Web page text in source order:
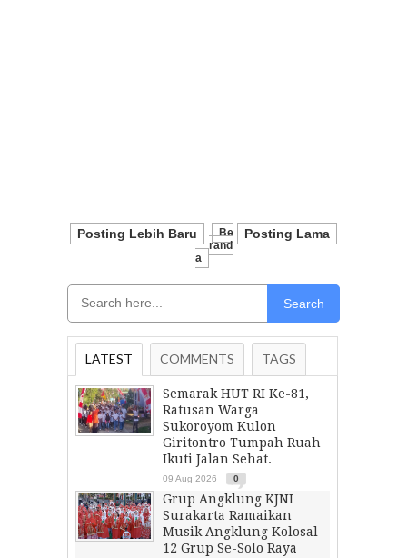
Posting Lebih Baru Posting Lama
Be
Rand
A
Search
LATEST COMMENTS TAGS
Semarak HUT RI Ke-81,
Ratusan Warga
Sukoroyom Kulon
Giritontro Tumpah Ruah
Ikuti Jalan Sehat.
09 Aug 2026 0
Grup Angklung KJNI
Surakarta Ramaikan
Musik Angklung Kolosal
12 Grup Se-Solo Raya